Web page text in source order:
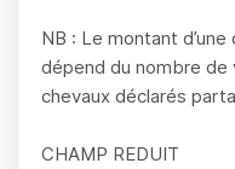
NB : Le montant
dépend du nombre
chevaux déclarés
CHAMP REDUIT